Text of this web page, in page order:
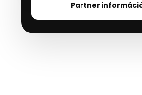
Partner